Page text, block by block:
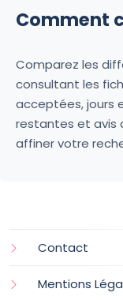
Comment
Comparez les
consultant les
acceptées, jours
restantes et avis
affiner votre
Contact
Mentions